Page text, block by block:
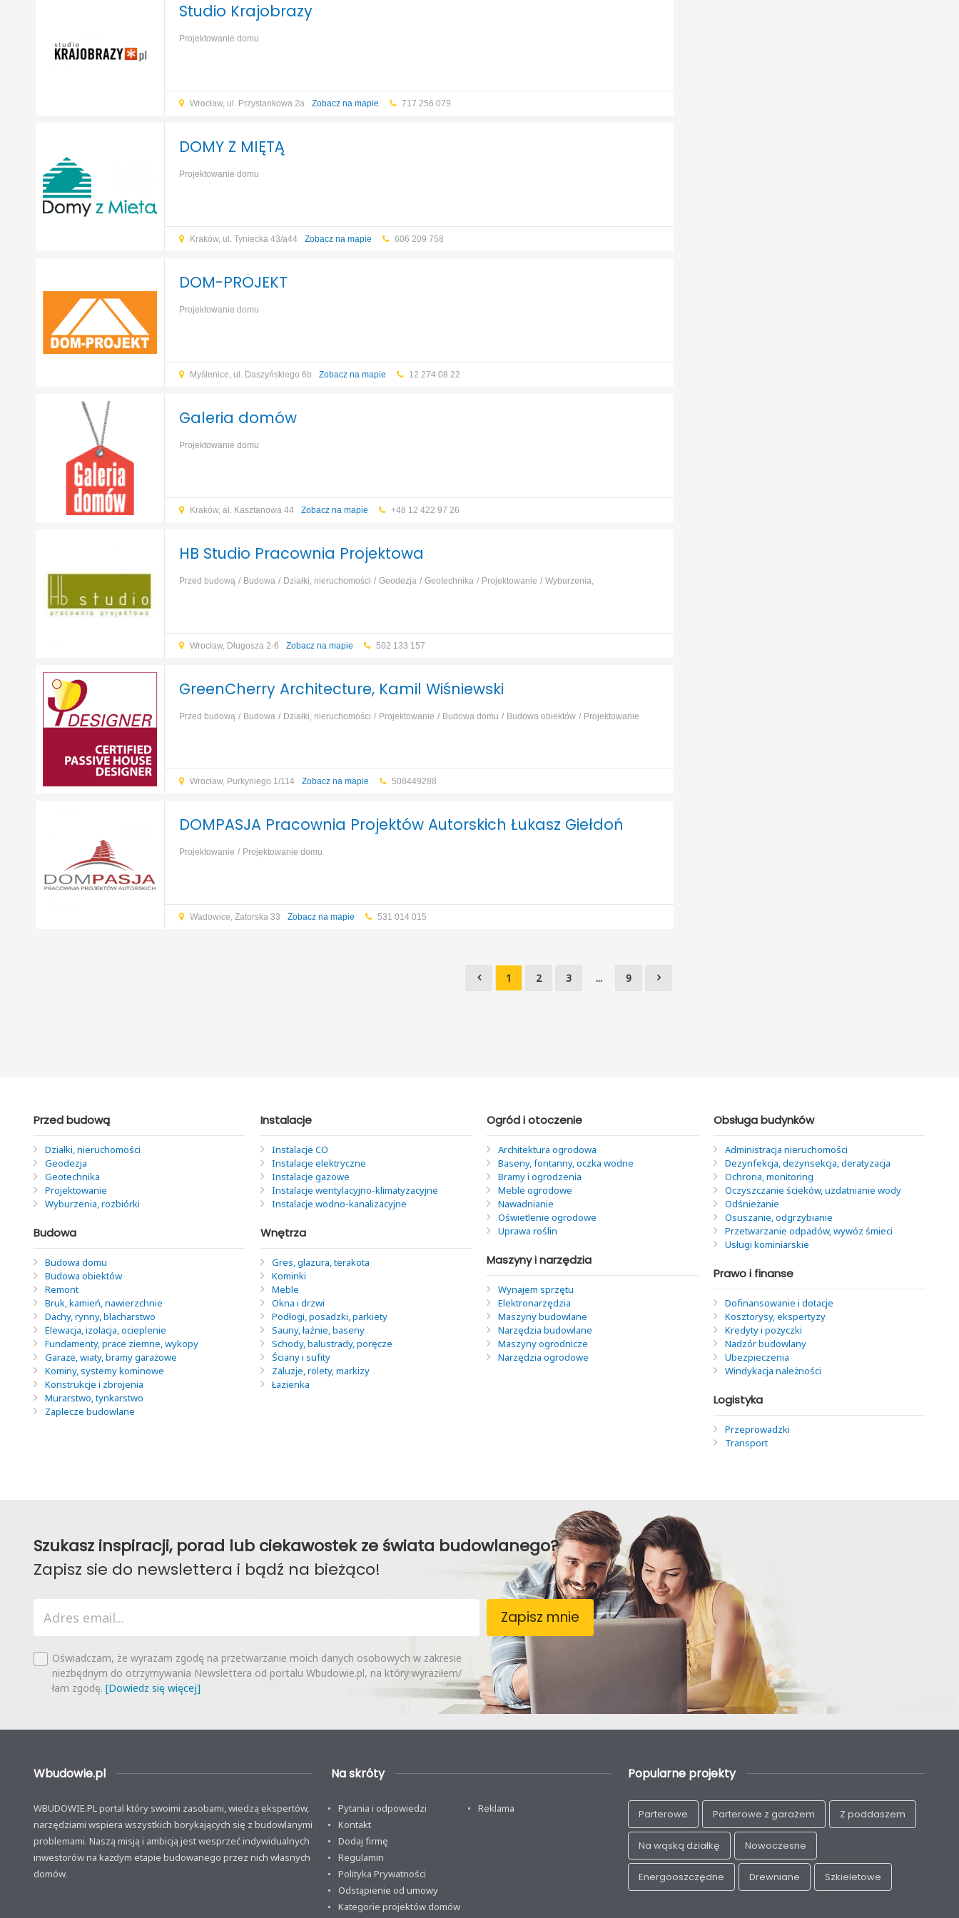
Studio Krajobrazy
Projektowanie domu
Wrocław, ul. Przystankowa 2a Zobacz na mapie 717 256 079
DOMY Z MIĘTĄ
Projektowanie domu
Kraków, ul. Tyniecka 43/a44 Zobacz na mapie 606 209 758
DOM-PROJEKT
Projektowanie domu
Myślenice, ul. Daszyńskiego 6b Zobacz na mapie 12 274 08 22
Galeria domów
Projektowanie domu
Kraków, al. Kasztanowa 44 Zobacz na mapie +48 12 422 97 26
HB Studio Pracownia Projektowa
Przed budową Budowa Działki, nieruchomości Geodezja Geotechnika Projektowanie
Wyburzenia,
Wrocław, Długosza 2-6 Zobacz na mapie 502 133 157
GreenCherry Architecture, Kamil Wiśniewski
Przed budową Budowa Działki, nieruchomości Projektowanie Budowa domu Budowa obiektów
Projektowanie
Wrocław, Purkyniego 1/114 Zobacz na mapie 508449288
DOMPASJA Pracownia Projektów Autorskich Łukasz Giełdoń
Projektowanie Projektowanie domu
Wadowice, Zatorska 33 Zobacz na mapie 531 014 015
1 2 3 ... 9
Przed budową
Działki, nieruchomości
Geodezja
Geotechnika
Projektowanie
Wyburzenia, rozbiórki
Budowa
Budowa domu
Budowa obiektów
Remont
Bruk, kamień, nawierzchnie
Dachy, rynny, blacharstwo
Elewacja, izolacja, ocieplenie
Fundamenty, prace ziemne, wykopy
Garaże, wiaty, bramy garażowe
Kominy, systemy kominowe
Konstrukcje i zbrojenia
Murarstwo, tynkarstwo
Zaplecze budowlane
Instalacje
Instalacje CO
Instalacje elektryczne
Instalacje gazowe
Instalacje wentylacyjno-klimatyzacyjne
Instalacje wodno-kanalizacyjne
Wnętrza
Gres, glazura, terakota
Kominki
Meble
Okna i drzwi
Podłogi, posadzki, parkiety
Sauny, łaźnie, baseny
Schody, balustrady, poręcze
Ściany i sufity
Żaluzje, rolety, markizy
Łazienka
Ogród i otoczenie
Architektura ogrodowa
Baseny, fontanny, oczka wodne
Bramy i ogrodzenia
Meble ogrodowe
Nawadnianie
Oświetlenie ogrodowe
Uprawa roślin
Maszyny i narzędzia
Wynajem sprzętu
Elektronarzędzia
Maszyny budowlane
Narzędzia budowlane
Maszyny ogrodnicze
Narzędzia ogrodowe
Obsługa budynków
Administracja nieruchomości
Dezynfekcja, dezynsekcja, deratyzacja
Ochrona, monitoring
Oczyszczanie ścieków, uzdatnianie wody
Odśnieżanie
Osuszanie, odgrzybianie
Przetwarzanie odpadów, wywóz śmieci
Usługi kominiarskie
Prawo i finanse
Dofinansowanie i dotacje
Kosztorysy, ekspertyzy
Kredyty i pożyczki
Nadzór budowlany
Ubezpieczenia
Windykacja należności
Logistyka
Przeprowadzki
Transport
Szukasz inspiracji, porad lub ciekawostek ze świata budowlanego?
Zapisz sie do newslettera i bądź na bieżąco!
Zapisz mnie
Oświadczam, że wyrażam zgodę na przetwarzanie moich danych osobowych w zakresie
niezbędnym do otrzymywania Newslettera od portalu Wbudowie.pl, na który wyraziłem/
łam zgodę. [Dowiedz się więcej]
Wbudowie.pl
WBUDOWIE.PL portal który swoimi zasobami, wiedzą ekspertów,
narzędziami wspiera wszystkich borykających się z budowlanymi
problemami. Naszą misją i ambicją jest wesprzeć indywidualnych
inwestorów na każdym etapie budowanego przez nich własnych
domów.
Na skróty
Pytania i odpowiedzi
Kontakt
Dodaj firmę
Regulamin
Polityka Prywatności
Odstąpienie od umowy
Kategorie projektów domów
Reklama
Popularne projekty
Parterowe Parterowe z garażem Z poddaszem
Na wąską działkę Nowoczesne
Energooszczędne Drewniane Szkieletowe